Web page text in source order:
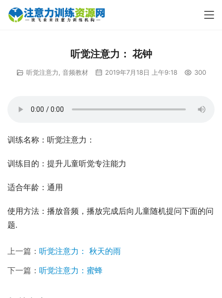
听觉注意力： 花钟
听觉注意力 音频教材 2019年7月18日 上午9:18 300
训练名称：听觉注意力：
训练目的：提升儿童听觉专注能力
适合年龄：通用
使用方法：播放音频，播放完成后向儿童随机提问下面的问
题.
上一篇： 听觉注意力： 秋天的雨
下一篇： 听觉注意力：蜜蜂